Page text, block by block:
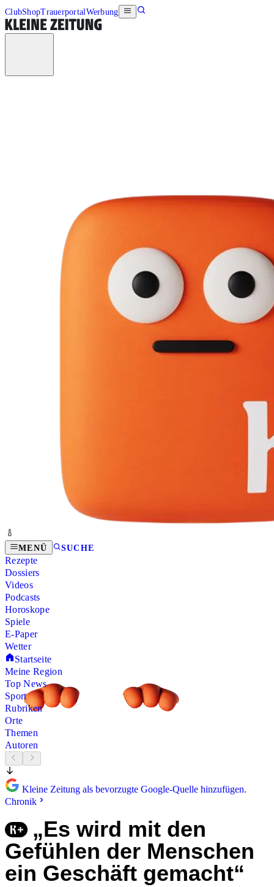
ClubShopTrauerportalWerbung
MENÜ SUCHE
Rezepte
Dossiers
Videos
Podcasts
Horoskope
Spiele
E-Paper
Wetter
Startseite
Meine Region
Top News
Sport
Rubriken
Orte
Themen
Autoren
Kleine Zeitung als bevorzugte Google-Quelle hinzufügen.
Chronik
„Es wird mit den
Gefühlen der Menschen
ein Geschäft gemacht“